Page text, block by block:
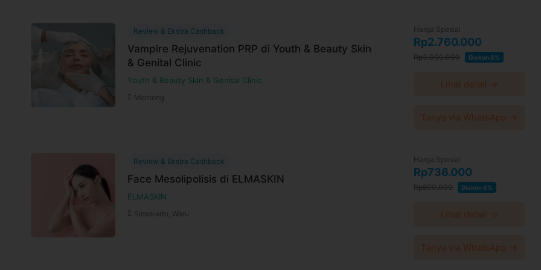
Review & Ekstra Cashback
Vampire Rejuvenation PRP di Youth & Beauty Skin
& Genital Clinic
Youth & Beauty Skin & Genital Clinic
Menteng
Harga Spesial
Rp2.760.000
Rp3.000.000 Diskon 8%
Lihat detail →
Tanya via WhatsApp →
Review & Ekstra Cashback
Face Mesolipolisis di ELMASKIN
ELMASKIN
Simokerto, Waru
Harga Spesial
Rp736.000
Rp800.000 Diskon 8%
Lihat detail →
Tanya via WhatsApp →